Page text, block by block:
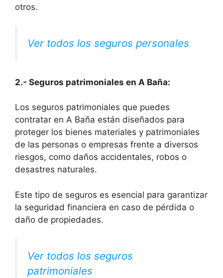
otros.
Ver todos los seguros personales
2.- Seguros patrimoniales en A Baña:
Los seguros patrimoniales que puedes
contratar en A Baña están diseñados para
proteger los bienes materiales y patrimoniales
de las personas o empresas frente a diversos
riesgos, como daños accidentales, robos o
desastres naturales.
Este tipo de seguros es esencial para garantizar
la seguridad financiera en caso de pérdida o
daño de propiedades.
Ver todos los seguros
patrimoniales